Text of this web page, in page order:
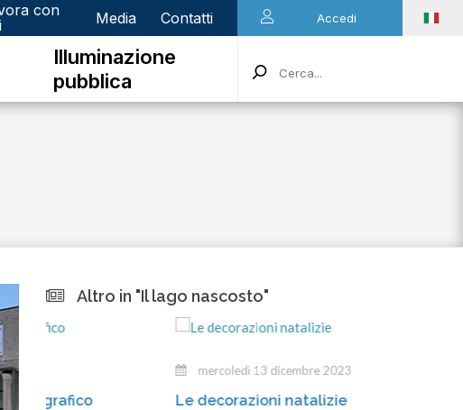
con
Media Contatti Accedi
Illuminazione
pubblica
Altro in "Il lago nascosto"
mercoledì 13 dicembre 2023
Le decorazioni natalizie